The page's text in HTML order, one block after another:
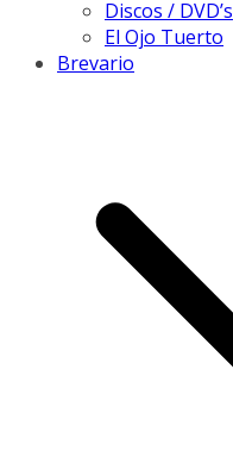
Discos / DVD’s
El Ojo Tuerto
Brevario